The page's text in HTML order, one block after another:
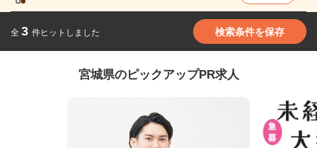
全 3 件ヒットしました 検索条件を保存
宮城県のピックアップPR求人